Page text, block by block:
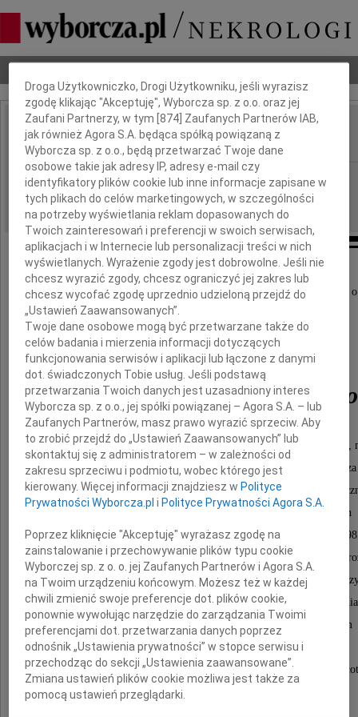
IMIĘ I NAZWISKO: Marian Konieczny
REGION:
DATA EMISJI: 31.07.2017
Z głębokim smutkiem i żalem przyjęliśmy wiadomość
profesora
Mariana Koniecznego
wybitnego twórcy wielkich kompozycji rzeźbiarskich,
portretów sławnych Polaków, podziwianych w kraju i
będących przykładem najwyższego kunsztu
profesora i Rektora Akademii Sztuk Pięknych
im. Jana Matejki w Krakowie w latach 1972 -
człowieka mądrego i wrażliwego serca oraz czułego
za wybitne zasługi na polu kultury odznaczonego
Krzyżem Komandorskim z Gwiazdą Orderu
jak również uhonorowanego Złotym Medalem
"Zasłużony Kulturze Gloria Artis",
odznaką "Honoris Gratia" za zasługi dla Krakowa oraz
Stowarzyszenia Konserwatorów Zabytków.
Dbamy o Twoją prywatność
Droga Użytkowniczko, Drogi Użytkowniku, jeśli wyrazisz
zgodę klikając "Akceptuję", Wyborcza sp. z o.o. oraz jej
Zaufani Partnerzy, w tym [874 ] Zaufanych Partnerów IAB,
jak również Agora S.A. będąca spółką powiązaną z
Wyborcza sp. z o.o., będą przetwarzać Twoje dane
osobowe takie jak adresy IP, adresy e-mail czy
identyfikatory plików cookie lub inne informacje zapisane w
tych plikach do celów marketingowych, w szczególności
na potrzeby wyświetlania reklam dopasowanych do
Twoich zainteresowań i preferencji w swoich serwisach,
aplikacjach i w Internecie lub personalizacji treści w nich
wyświetlanych. Wyrażenie zgody jest dobrowolne. Jeśli nie
chcesz wyrazić zgody, chcesz ograniczyć jej zakres lub
chcesz wycofać zgodę uprzednio udzieloną przejdź do
„Ustawień Zaawansowanych”.
Twoje dane osobowe mogą być przetwarzane także do
celów badania i mierzenia informacji dotyczących
funkcjonowania serwisów i aplikacji lub łączone z danymi
dot. świadczonych Tobie usług. Jeśli podstawą
przetwarzania Twoich danych jest uzasadniony interes
Wyborcza sp. z o.o., jej spółki powiązanej – Agora S.A. – lub
Zaufanych Partnerów, masz prawo wyrazić sprzeciw. Aby
to zrobić przejdź do „Ustawień Zaawansowanych” lub
skontaktuj się z administratorem – w zależności od
zakresu sprzeciwu i podmiotu, wobec którego jest
kierowany. Więcej informacji znajdziesz w Polityce
Prywatności Wyborcza.pl i Polityce Prywatności Agora S.A.
Poprzez kliknięcie "Akceptuję" wyrażasz zgodę na
zainstalowanie i przechowywanie plików typu cookie
Wyborczej sp. z o. o. jej Zaufanych Partnerów i Agora S.A.
na Twoim urządzeniu końcowym. Możesz też w każdej
chwili zmienić swoje preferencje dot. plików cookie,
ponownie wywołując narzędzie do zarządzania Twoimi
preferencjami dot. przetwarzania danych poprzez
odnośnik „Ustawienia prywatności” w stopce serwisu i
przechodząc do sekcji „Ustawienia zaawansowane”.
Zmiana ustawień plików cookie możliwa jest także za
pomocą ustawień przeglądarki.